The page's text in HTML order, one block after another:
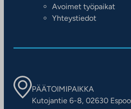
Avoimet työpaikat
Yhteystiedot
PÄÄTOIMIPAIKKA
Kutojantie 6-8, 02630 Espoo